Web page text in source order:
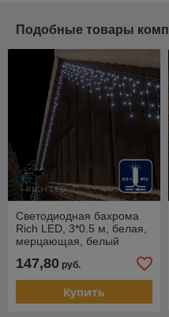
Подобные товары
Светодиодная бахрома
Rich LED, 3*0.5 м, белая,
мерцающая, белый
147,80 руб.
Купить